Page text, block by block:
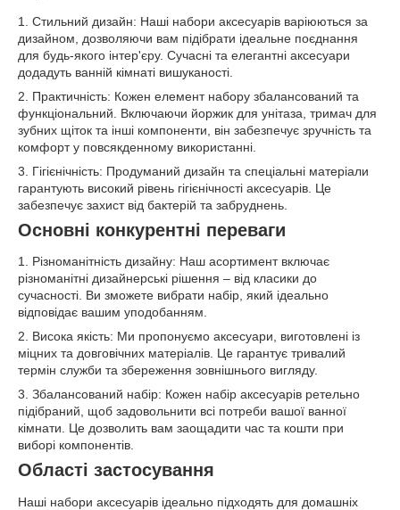
1. Стильний дизайн: Наші набори аксесуарів варіюються за
дизайном, дозволяючи вам підібрати ідеальне поєднання
для будь-якого інтер'єру. Сучасні та елегантні аксесуари
додадуть ванній кімнаті вишуканості.
2. Практичність: Кожен елемент набору збалансований та
функціональний. Включаючи йоржик для унітаза, тримач для
зубних щіток та інші компоненти, він забезпечує зручність та
комфорт у повсякденному використанні.
3. Гігієнічність: Продуманий дизайн та спеціальні матеріали
гарантують високий рівень гігієнічності аксесуарів. Це
забезпечує захист від бактерій та забруднень.
Основні конкурентні переваги
1. Різноманітність дизайну: Наш асортимент включає
різноманітні дизайнерські рішення – від класики до
сучасності. Ви зможете вибрати набір, який ідеально
відповідає вашим уподобанням.
2. Висока якість: Ми пропонуємо аксесуари, виготовлені із
міцних та довговічних матеріалів. Це гарантує тривалий
термін служби та збереження зовнішнього вигляду.
3. Збалансований набір: Кожен набір аксесуарів ретельно
підібраний, щоб задовольнити всі потреби вашої ванної
кімнати. Це дозволить вам заощадити час та кошти при
виборі компонентів.
Області застосування
Наші набори аксесуарів ідеально підходять для домашніх